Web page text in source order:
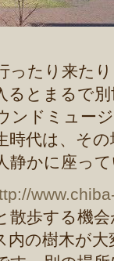
たり来た
るとまるで
ンドミュー
時代は、そ
静かに座っ
散歩する機
の樹木が